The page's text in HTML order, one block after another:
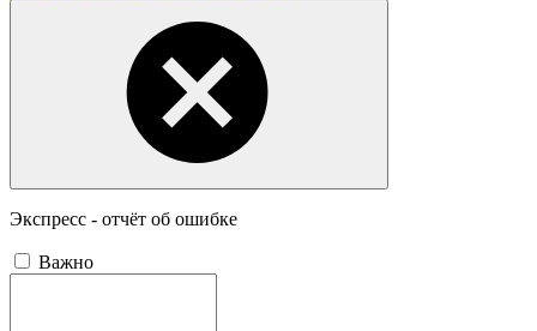
Экспресс - отчёт об ошибке
Важно